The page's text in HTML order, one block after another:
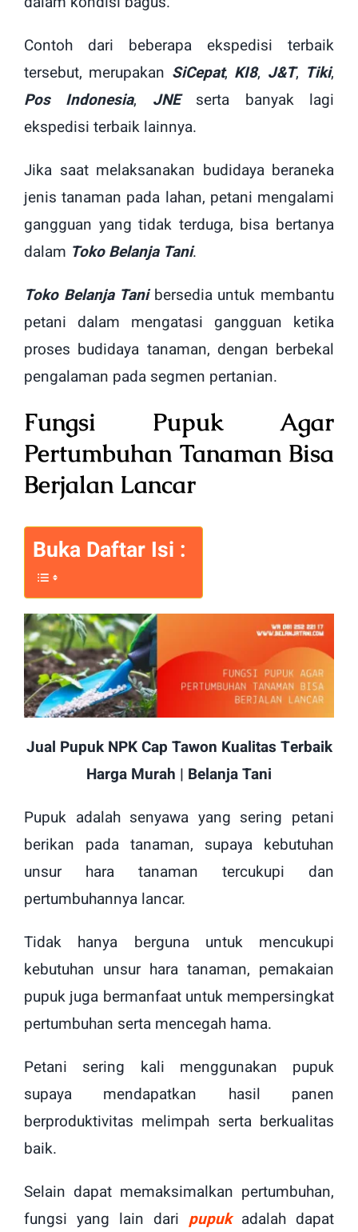
Contoh dari beberapa ekspedisi terbaik
tersebut, merupakan SiCepat, KI8, J&T, Tiki,
Pos Indonesia, JNE
serta banyak lagi
ekspedisi terbaik lainnya.
Jika saat melaksanakan budidaya beraneka
jenis tanaman pada lahan, petani mengalami
gangguan yang tidak terduga, bisa bertanya
dalam Toko Belanja Tani.
Toko Belanja Tanibersedia untuk membantu
petani dalam mengatasi gangguan ketika
proses budidaya tanaman, dengan berbekal
pengalaman pada segmen pertanian.
Fungsi Pupuk Agar
Pertumbuhan Tanaman Bisa
Berjalan Lancar
Buka Daftar Isi :
Jual Pupuk NPK Cap Tawon Kualitas Terbaik
Harga Murah | Belanja Tani
Pupuk adalah senyawa yang sering petani
berikan pada tanaman, supaya kebutuhan
unsur hara tanaman tercukupi dan
pertumbuhannya lancar.
Tidak hanya berguna untuk mencukupi
kebutuhan unsur hara tanaman, pemakaian
pupuk juga bermanfaat untuk mempersingkat
pertumbuhan serta mencegah hama.
Petani sering kali menggunakan pupuk
supaya mendapatkan hasil panen
berproduktivitas melimpah serta berkualitas
baik.
Selain dapat memaksimalkan pertumbuhan,
fungsi yang lain dari pupukadalah dapat